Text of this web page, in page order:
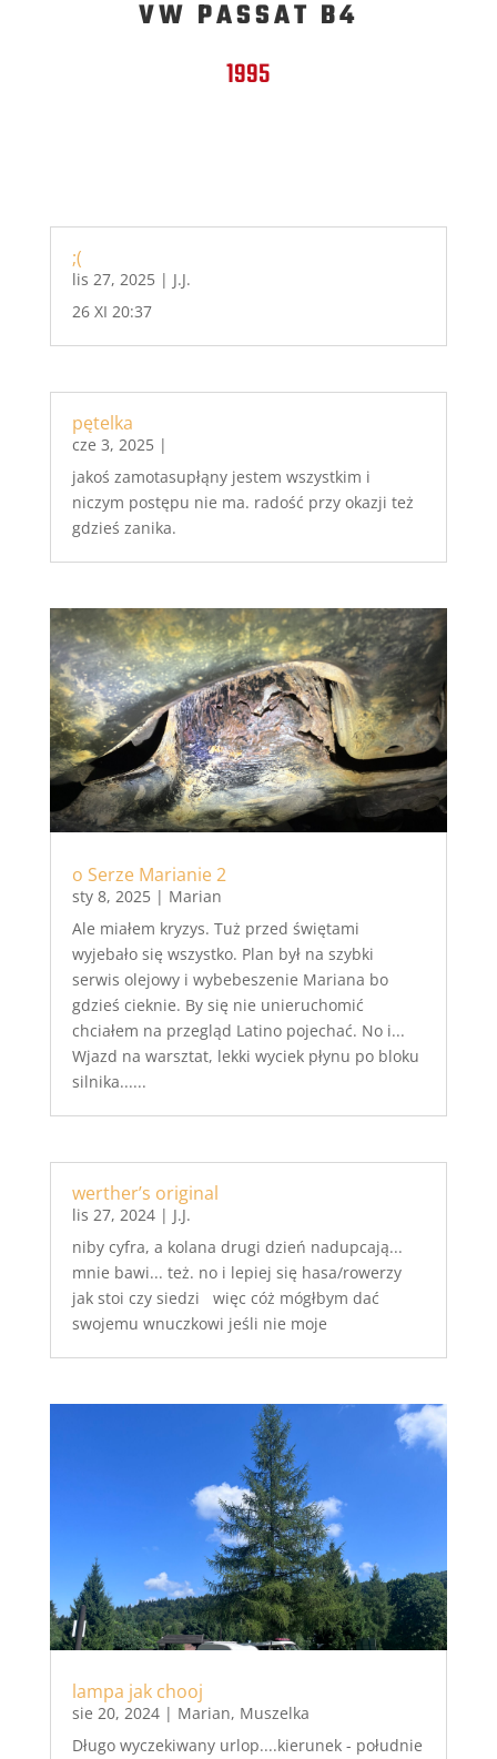
VW PASSAT B4
1995
;(
lis 27, 2025| J.J.
26 XI 20:37
pętelka
cze 3, 2025|
jakoś zamotasupłąny jestem wszystkim i
niczym postępu nie ma. radość przy okazji też
gdzieś zanika.
o Serze Marianie 2
sty 8, 2025| Marian
Ale miałem kryzys. Tuż przed świętami
wyjebało się wszystko. Plan był na szybki
serwis olejowy i wybebeszenie Mariana bo
gdzieś cieknie. By się nie unieruchomić
chciałem na przegląd Latino pojechać. No i...
Wjazd na warsztat, lekki wyciek płynu po bloku
silnika......
werther’s original
lis 27, 2024| J.J.
niby cyfra, a kolana drugi dzień nadupcają...
mnie bawi... też. no i lepiej się hasa/rowerzy
jak stoi czy siedzi więc cóż mógłbym dać
swojemu wnuczkowi jeśli nie moje
lampa jak chooj
sie 20, 2024| Marian, Muszelka
Długo wyczekiwany urlop....kierunek - południe